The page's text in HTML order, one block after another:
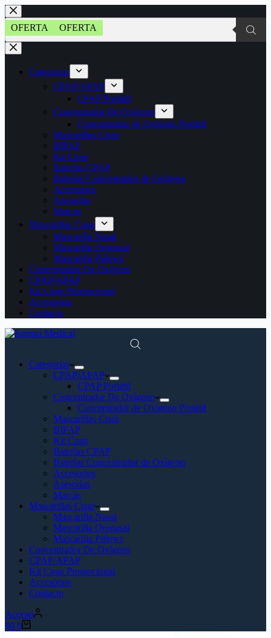
Saltar
al
contenido
Búsqueda
de
productos
Categorias
CPAP/APAP
CPAP Portátil
Concentrador De Oxígeno
Concentrador de Oxígeno Portátil
Mascarillas Cpap
BIPAP
Kit Cpap
Baterías CPAP
Baterías Concentrador de Oxígeno
Accesorios
Asesorías
Marcas
Mascarillas Cpap
Mascarilla Nasal
Mascarilla Oronasal
Mascarilla Pillows
Concentrador De Oxígeno
CPAP/APAP
Kit Cpap Promocional
Accesorios
Contacto
Categorias
CPAP/APAP
CPAP Portátil
Concentrador De Oxígeno
Concentrador de Oxígeno Portátil
Mascarillas Cpap
BIPAP
Kit Cpap
Baterías CPAP
Baterías Concentrador de Oxígeno
Accesorios
Asesorías
Marcas
Mascarillas Cpap
Mascarilla Nasal
Mascarilla Oronasal
Mascarilla Pillows
Concentrador De Oxígeno
CPAP/APAP
Kit Cpap Promocional
Accesorios
Contacto
Acceso
Carro
$0 0
OFERTA OFERTA